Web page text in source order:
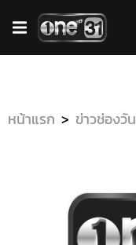
หน้าแรก ข่าวช่องวัน